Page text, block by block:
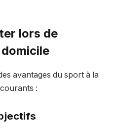
lors de
avantages du sport à la
: